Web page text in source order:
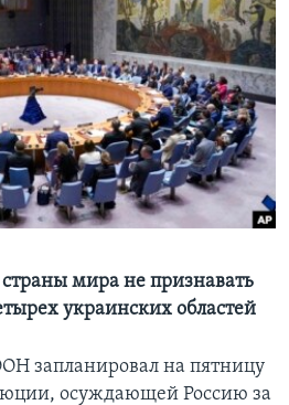
мира не признавать
украинских областей
запланировал на пятницу
осуждающей Россию за